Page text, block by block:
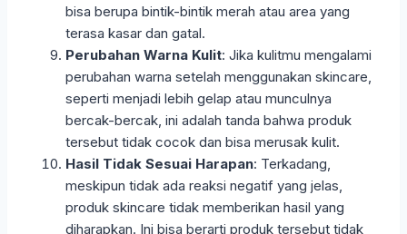
bisa berupa bintik-bintik merah atau area yang
terasa kasar dan gatal.
Perubahan Warna Kulit: Jika kulitmu mengalami
perubahan warna setelah menggunakan skincare,
seperti menjadi lebih gelap atau munculnya
bercak-bercak, ini adalah tanda bahwa produk
tersebut tidak cocok dan bisa merusak kulit.
Hasil Tidak Sesuai Harapan: Terkadang,
meskipun tidak ada reaksi negatif yang jelas,
produk skincare tidak memberikan hasil yang
diharapkan. Ini bisa berarti produk tersebut tidak